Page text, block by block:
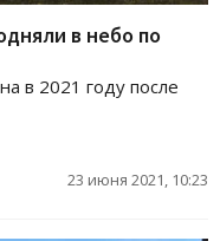
в небо по
в 2021 году после
23 июня 2021, 10:23